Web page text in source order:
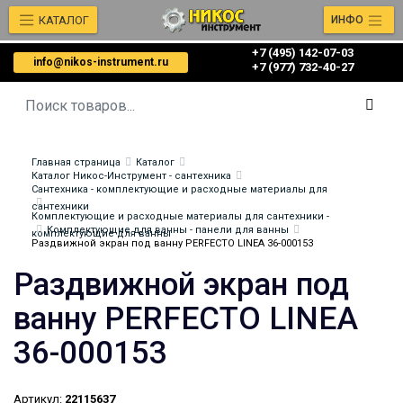
info@nikos-instrument.ru
+7 (495) 142-07-03
‎‎+7 (977) 732-40-27
КАТАЛОГ ИНФО
Главная страница
Каталог
Каталог Никос-Инструмент - сантехника
Сантехника - комплектующие и расходные материалы для
сантехники
Комплектующие и расходные материалы для сантехники -
комплектующие для ванны
Комплектующие для ванны - панели для ванны
Раздвижной экран под ванну PERFECTO LINEA 36-000153
Раздвижной экран под
ванну PERFECTO LINEA
36-000153
Артикул: 22115637